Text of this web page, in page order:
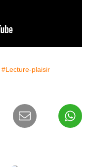
#Lecture-plaisir